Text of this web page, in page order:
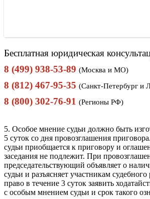
Бесплатная юридическая
8 (499) 938-53-89 (Москва и МО)
8 (812) 467-95-35 (Санкт-Петербург и
8 (800) 302-76-91 (Регионы РФ)
5. Особое мнение судьи должно быть
5 суток со дня провозглашения
судьи приобщается к приговору и
заседания не подлежит. При
председательствующий объявляет о
судьи и разъясняет участникам судебного
право в течение 3 суток заявить
с особым мнением судьи и срок такого